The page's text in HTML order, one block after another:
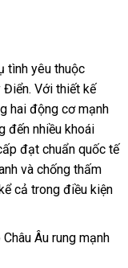
tình yêu thuộc
Điểnchất
lượng
. Với thiết kế
hai động cơ mạnh
đến nhiều khoái
đạt chuẩn quốc tế
xuất
xứ
và chống thấm
cả trong điều kiện